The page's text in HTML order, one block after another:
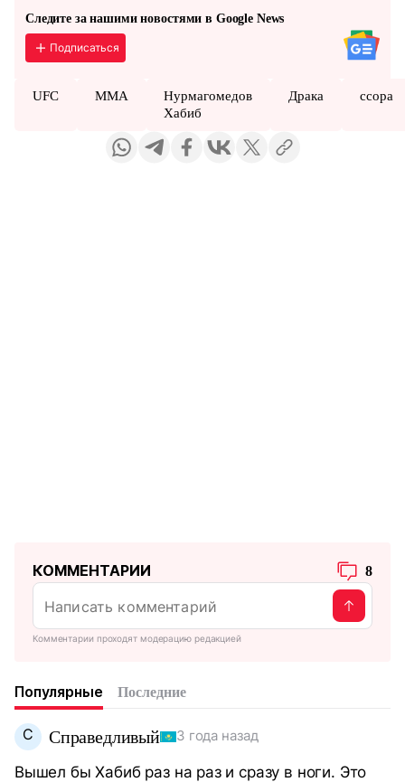
Следите за нашими новостями в Google News
Подписаться
UFC ММА
Нурмагомедов
Хабиб
Драка ссора
КОММЕНТАРИИ 8
Комментарии проходят модерацию редакцией
Популярные Последние
С Справедливый 3 года назад
Вышел бы Хабиб раз на раз и сразу в ноги. Это